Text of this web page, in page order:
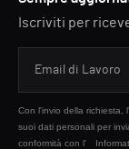
Iscriviti per
Con l'invio della richiesta,
suoi dati personali per
conformità con l'